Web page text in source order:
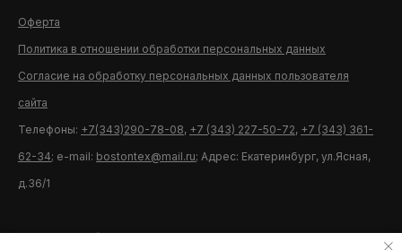
Оферта
Политика в отношении обработки персональных данных
Согласие на обработку персональных данных пользователя
сайта
Телефоны: +7(343)290-78-08, +7 (343) 227-50-72, +7 (343) 361-
62-34; e-mail: bostontex@mail.ru; Адрес: Екатеринбург, ул.Ясная,
д.36/1
Разработка сайта U11.ru